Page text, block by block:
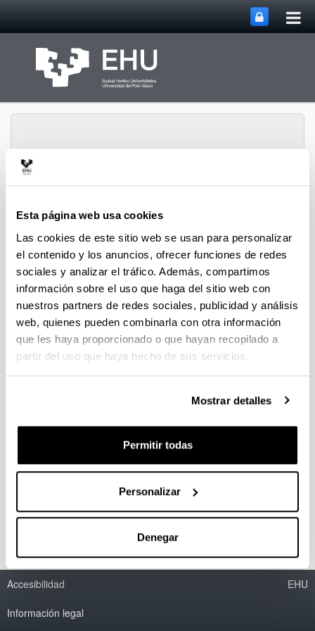
Esta página web usa cookies
Las cookies de este sitio web se usan para personalizar
el contenido y los anuncios, ofrecer funciones de redes
sociales y analizar el tráfico. Además, compartimos
información sobre el uso que haga del sitio web con
nuestros partners de redes sociales, publicidad y análisis
web, quienes pueden combinarla con otra información
que les haya proporcionado o que hayan recopilado a
partir del uso que haya hecho de sus servicios.
Mostrar detalles
Permitir todas
Personalizar
Denegar
CPWV
Tesis doctorales de 2011
Erdiko hodi ezberdinez hornituriko
iturri oahntze konikoen ikerketa
hidrodinamikoa eta beraien
Haritz Altzibar Manterola
2011
Personas encargadas de la dirección:
M. Olazar Aurrecoechea y M.J. San José Álvarez
Accesibilidad
Información legal
EHU